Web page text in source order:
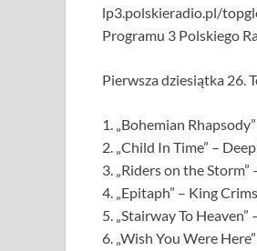
lp3.polskieradio.pl/
Programu 3 Polskiego
Pierwsza dziesiątka 26.
1. „Bohemian
2. „Child In Time” –
3. „Riders on the Storm”
4. „Epitaph” – King
5. „Stairway To Heaven”
6. „Wish You Were